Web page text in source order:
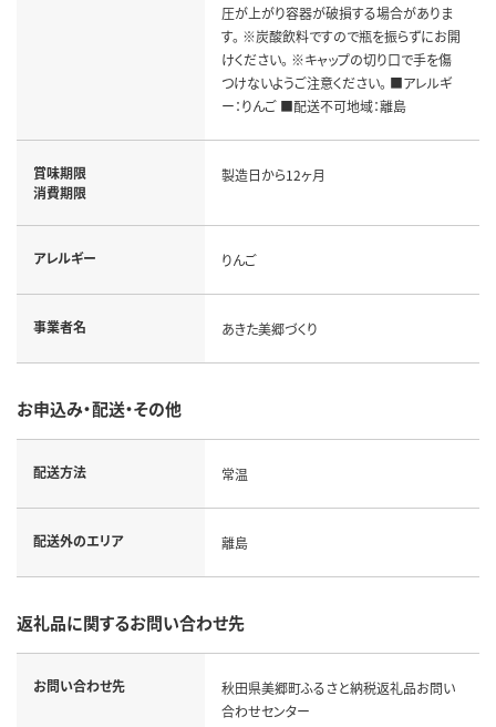
圧が上がり容器が破損する場合がありま
す。 ※炭酸飲料ですので瓶を振らずにお開
けください。 ※キャップの切り口で手を傷
つけないようご注意ください。 ■アレルギ
ー：りんご ■配送不可地域：離島
賞味期限
消費期限
製造日から12ヶ月
アレルギー りんご
事業者名 あきた美郷づくり
お申込み・配送・その他
配送方法 常温
配送外のエリア 離島
返礼品に関するお問い合わせ先
お問い合わせ先
秋田県美郷町ふるさと納税返礼品お問い
合わせセンター